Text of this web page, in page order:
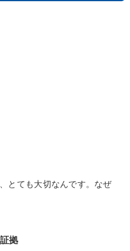
とても大切なんです。なぜ
拠